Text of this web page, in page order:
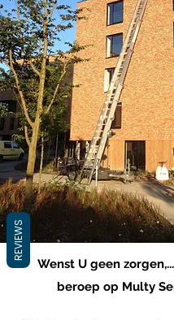
Wenst U geen
beroep op Multy
REVIEWS